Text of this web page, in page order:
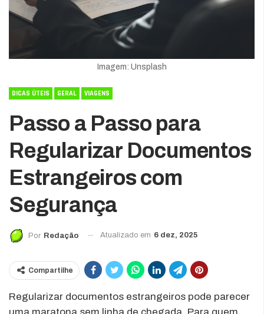
Imagem: Unsplash
DICAS ÚTEIS GERAL VIAGENS
Passo a Passo para
Regularizar Documentos
Estrangeiros com
Segurança
Por Redação Atualizado em 6 dez, 2025
Compartilhe
Regularizar documentos estrangeiros pode parecer